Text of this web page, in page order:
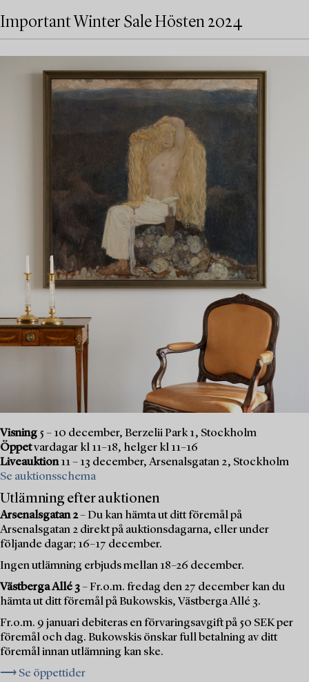
Important Winter Sale Hösten 2024
Visning 5 – 10 december, Berzelii Park 1, Stockholm
Öppetvardagar kl 11–18, helger kl 11–16
Liveauktion11 – 13 december, Arsenalsgatan 2, Stockholm
Se auktionsschema
Utlämning efter auktionen
Arsenalsgatan 2– Du kan hämta ut ditt föremål på
Arsenalsgatan 2 direkt på auktionsdagarna, eller under
följande dagar; 16–17 december.
Ingen utlämning erbjuds mellan 18–26 december.
Västberga Allé 3– Fr.o.m. fredag den 27 december kan du
hämta ut ditt föremål på Bukowskis, Västberga Allé 3.
Fr.o.m. 9 januari debiteras en förvaringsavgift på 50 SEK per
föremål och dag. Bukowskis önskar full betalning av ditt
föremål innan utlämning kan ske.
⟶ Se öppettider